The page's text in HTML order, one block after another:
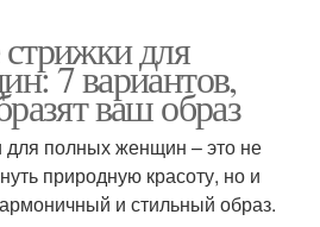
для
7 вариантов,
ваш образ
полных женщин – это не
природную красоту, но и
и стильный образ.